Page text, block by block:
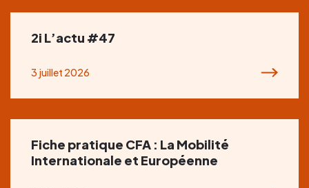
2i L’actu #47
3 juillet 2026
Fiche pratique CFA : La Mobilité
Internationale et Européenne